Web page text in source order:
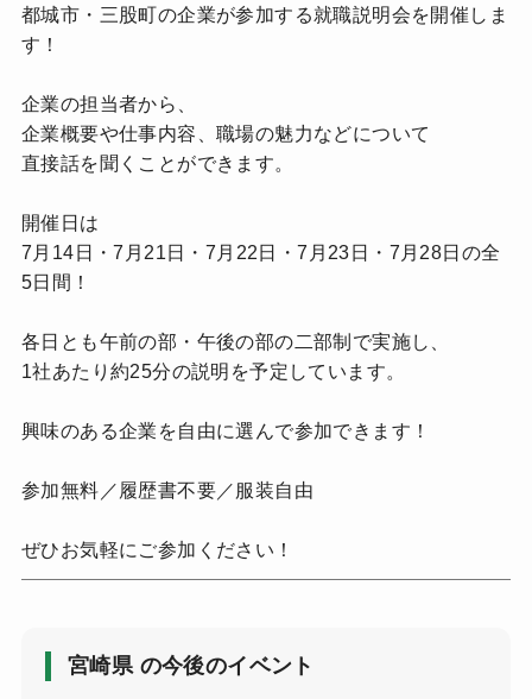
都城市・三股町の企業が参加する就職説明会を開催しま
す！
企業の担当者から、
企業概要や仕事内容、職場の魅力などについて
直接話を聞くことができます。
開催日は
7月14日・7月21日・7月22日・7月23日・7月28日の全
5日間！
各日とも午前の部・午後の部の二部制で実施し、
1社あたり約25分の説明を予定しています。
興味のある企業を自由に選んで参加できます！
参加無料／履歴書不要／服装自由
ぜひお気軽にご参加ください！
宮崎県 の今後のイベント